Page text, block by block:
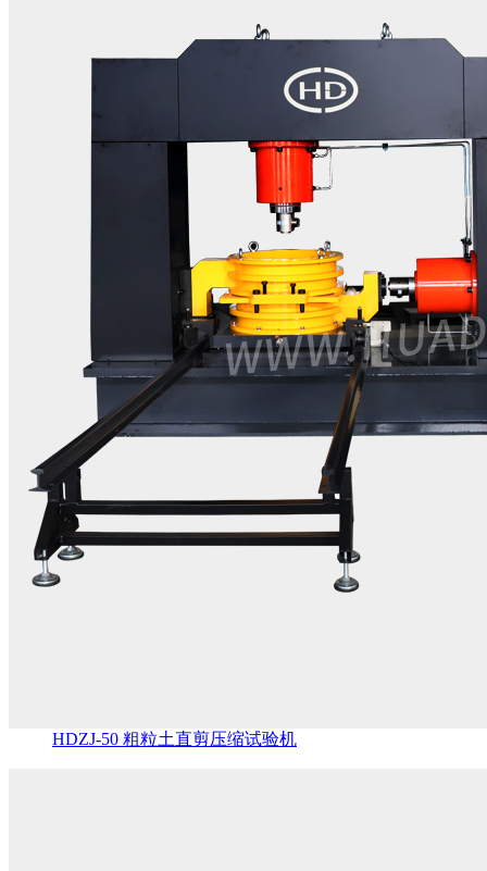
HDZJ-50 粗粒土直剪压缩试验机